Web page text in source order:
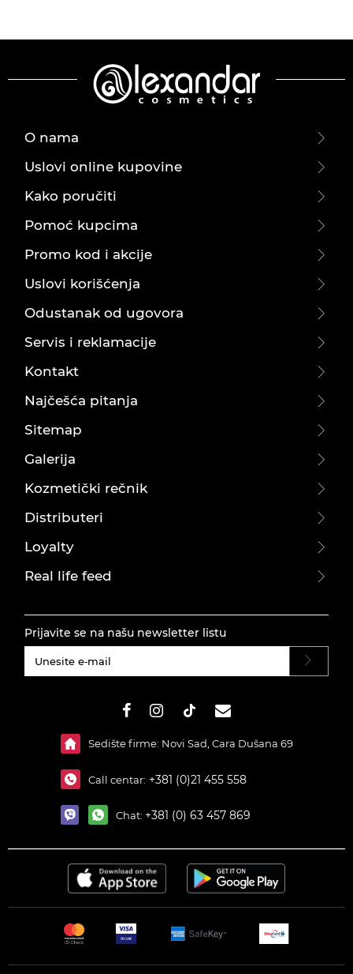
O nama
Uslovi online kupovine
Kako poručiti
Pomoć kupcima
Promo kod i akcije
Uslovi korišćenja
Odustanak od ugovora
Servis i reklamacije
Kontakt
Najčešća pitanja
Sitemap
Galerija
Kozmetički rečnik
Distributeri
Loyalty
Real life feed
Prijavite se na našu newsletter listu
Sedište firme: Novi Sad, Cara Dušana 69
Call centar: +381 (0)21 455 558
Chat: +381 (0) 63 457 869